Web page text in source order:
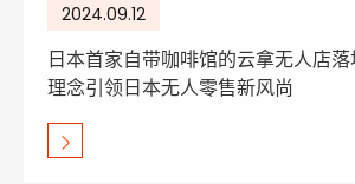
2024.09.12
日本首家自带咖啡馆的云拿无人店
理念引领日本无人零售新风尚